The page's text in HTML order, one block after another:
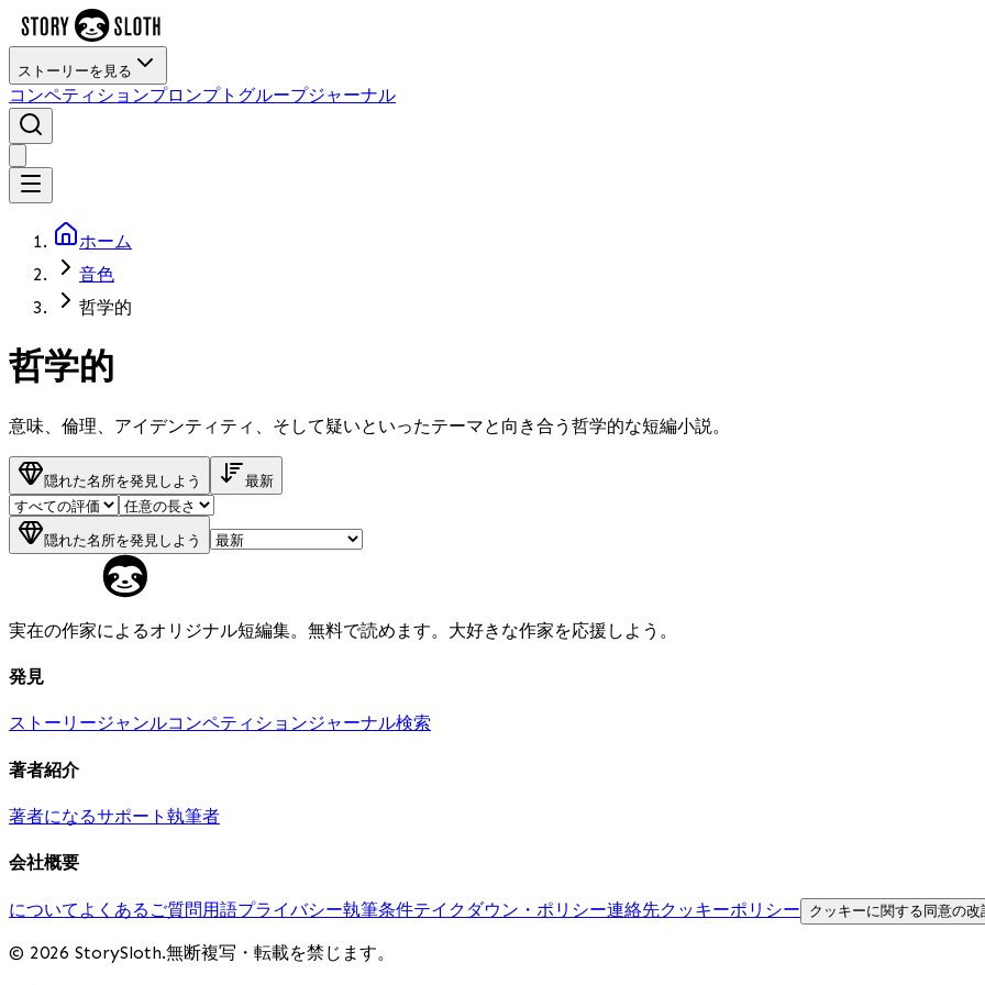
ストーリーを見る
コンペティションプロンプト グループジャーナル
ホーム
音色
哲学的
哲学的
意味、倫理、アイデンティティ、そして疑いといったテーマと向き合う哲学的な短編小説。
隠れた名所を発見しよう 最新
隠れた名所を発見しよう
実在の作家によるオリジナル短編集。無料で読めます。大好きな作家を応援しよう。
発見
ストーリージャンルコンペティションジャーナル検索
著者紹介
著者になるサポート執筆者
会社概要
について よくあるご質問用語プライバシー執筆条件テイクダウン・ポリシー連絡先クッキーポリシー クッキーに関する同意の改
© 2026 StorySloth.無断複写・転載を禁じます。